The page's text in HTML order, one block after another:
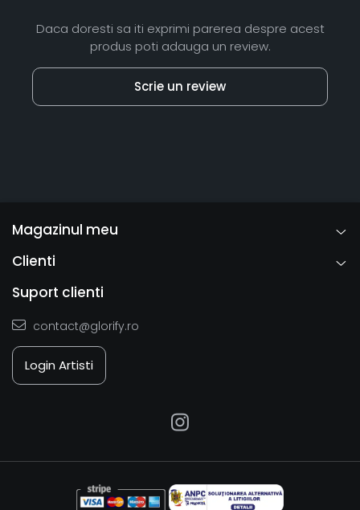
Daca doresti sa iti exprimi parerea despre acest
produs poti adauga un review.
Scrie un review
Magazinul meu
Clienti
Suport clienti
contact@glorify.ro
Login Artisti